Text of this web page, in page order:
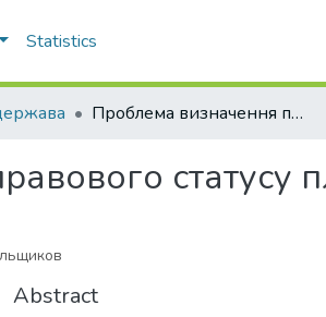
Statistics
Проблема визначення правового статусу платників податків
статусу
Abstract